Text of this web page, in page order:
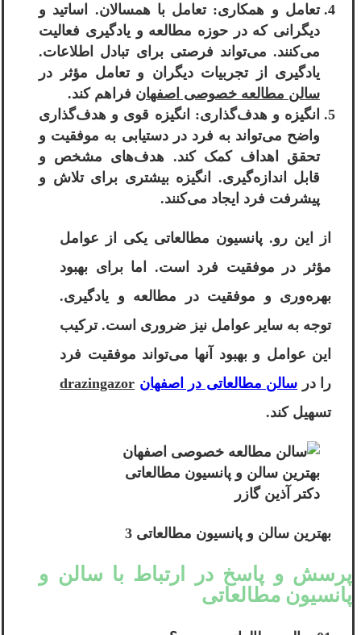
تعامل و همکاری: تعامل با همسالان. اساتید و
دیگرانی که در حوزه مطالعه و یادگیری فعالیت
می‌کنند. می‌تواند فرصتی برای تبادل اطلاعات.
یادگیری از تجربیات دیگران و تعامل مؤثر در
سالن مطالعه خصوصی اصفهان فراهم کند.
انگیزه و هدف‌گذاری: انگیزه قوی و هدف‌گذاری
واضح می‌تواند به فرد در دستیابی به موفقیت و
تحقق اهداف کمک کند. هدف‌های مشخص و
قابل اندازه‌گیری. انگیزه بیشتری برای تلاش و
پیشرفت فرد ایجاد می‌کنند.
از این رو. پانسیون مطالعاتی یکی از عوامل
مؤثر در موفقیت فرد است. اما برای بهبود
بهره‌وری و موفقیت در مطالعه و یادگیری.
توجه به سایر عوامل نیز ضروری است. ترکیب
این عوامل و بهبود آنها می‌تواند موفقیت فرد
را در سالن مطالعاتی در اصفهان drazingazor
تسهیل کند.
بهترین سالن و پانسیون مطالعاتی
دکتر آذین گازر
بهترین سالن و پانسیون مطالعاتی 3
پرسش و پاسخ در ارتباط با سالن و
پانسیون مطالعاتی